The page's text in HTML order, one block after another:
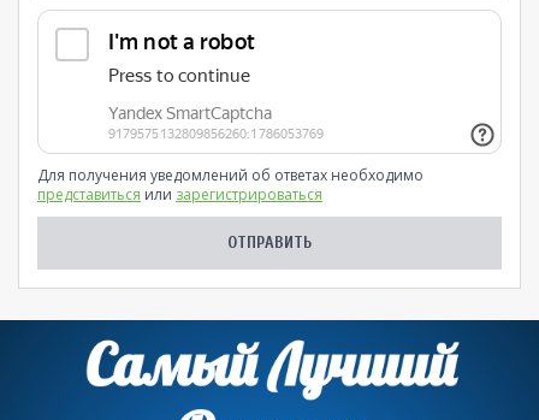
Для получения уведомлений об ответах необходимо
представиться или зарегистрироваться